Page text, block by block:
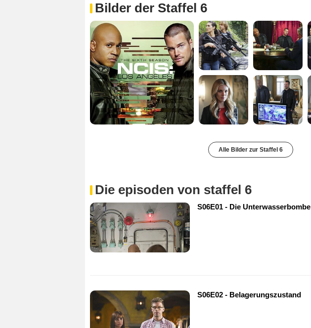
Bilder der Staffel 6
Alle Bilder zur Staffel 6
Die episoden von staffel 6
S06E01 - Die Unterwasserbombe
S06E02 - Belagerungszustand